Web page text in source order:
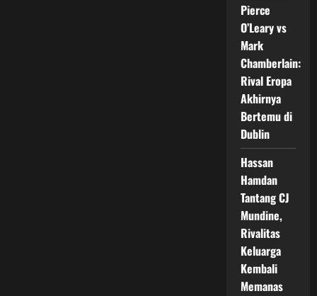
Pierce
O’Leary vs
Mark
Chamberlain:
Rival Eropa
Akhirnya
Bertemu di
Dublin
Hassan
Hamdan
Tantang CJ
Mundine,
Rivalitas
Keluarga
Kembali
Memanas